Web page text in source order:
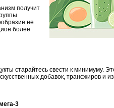
получит
не
более
старайтесь свести к минимуму.
добавок, трансжиров и
3